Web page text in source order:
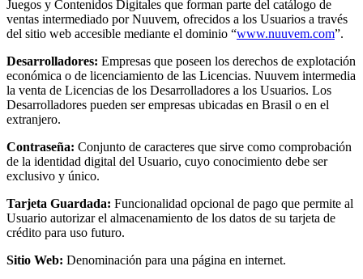
Juegos y Contenidos Digitales que forman parte del catálogo de
ventas intermediado por Nuuvem, ofrecidos a los Usuarios a través
del sitio web accesible mediante el dominio “www.nuuvem.com”.
Desarrolladores: Empresas que poseen los derechos de explotación
económica o de licenciamiento de las Licencias. Nuuvem intermedia
la venta de Licencias de los Desarrolladores a los Usuarios. Los
Desarrolladores pueden ser empresas ubicadas en Brasil o en el
extranjero.
Contraseña: Conjunto de caracteres que sirve como comprobación
de la identidad digital del Usuario, cuyo conocimiento debe ser
exclusivo y único.
Tarjeta Guardada: Funcionalidad opcional de pago que permite al
Usuario autorizar el almacenamiento de los datos de su tarjeta de
crédito para uso futuro.
Sitio Web: Denominación para una página en internet.